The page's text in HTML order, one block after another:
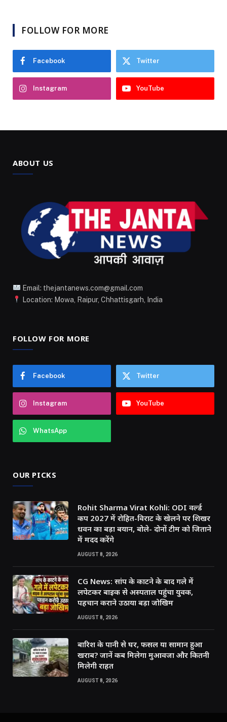
FOLLOW FOR MORE
Facebook Twitter
Instagram YouTube
ABOUT US
Email: thejantanews.com@gmail.com
Location: Mowa, Raipur, Chhattisgarh, India
FOLLOW FOR MORE
Facebook Twitter
Instagram YouTube
WhatsApp
OUR PICKS
Rohit Sharma Virat Kohli: ODI वर्ल्ड
कप 2027 में रोहित-विराट के खेलने पर शिखर
धवन का बड़ा बयान, बोले- दोनों टीम को जिताने
में मदद करेंगे
AUGUST 8, 2026
CG News: सांप के काटने के बाद गले में
लपेटकर बाइक से अस्पताल पहुंचा युवक,
पहचान कराने उठाया बड़ा जोखिम
AUGUST 8, 2026
बारिश के पानी से घर, फसल या सामान हुआ
खराब? जानें कब मिलेगा मुआवजा और कितनी
मिलेगी राहत
AUGUST 8, 2026